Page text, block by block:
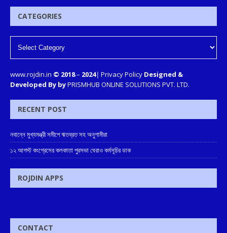
CATEGORIES
www.rojdin.in © 2018– 2024| Privacy Policy Designed &
Developed By byPRISMHUB ONLINE SOLUTIONS PVT. LTD.
RECENT POST
নবান্নে মুখ্যমন্ত্রী সমীপে ঋতব্রত সহ অনুগামীরা
১২ আগস্ট কংগ্রেসের কলকাতা পুরসভা ঘেরাও কর্মসূচির ডাক
ROJDIN APPS
CONTACT